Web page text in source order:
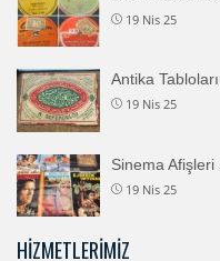
19 Nis 25
Antika
19 Nis 25
Sinema Afişleri
19 Nis 25
HIZMETLERIMIZ